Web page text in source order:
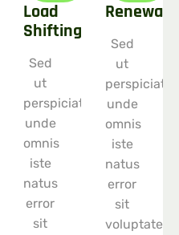
Load
Shifting
Sed
ut
perspiciatis
unde
omnis
iste
natus
error
sit
Sed
ut
perspiciatis
unde
omnis
iste
natus
error
sit
voluptatem